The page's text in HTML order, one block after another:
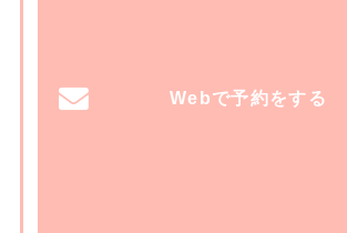
Webで予約をする